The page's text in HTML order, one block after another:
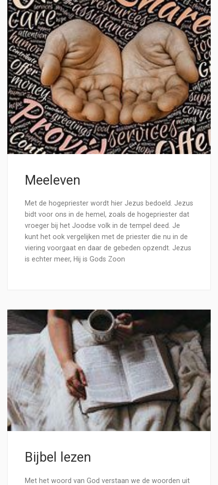
Meeleven
Met de hogepriester wordt hier Jezus bedoeld. Jezus
bidt voor ons in de hemel, zoals de hogepriester dat
vroeger bij het Joodse volk in de tempel deed. Je
kunt het ook vergelijken met de priester die nu in de
viering voorgaat en daar de gebeden opzendt. Jezus
is echter meer, Hij is Gods Zoon
Bijbel lezen
Met het woord van God verstaan we de woorden uit